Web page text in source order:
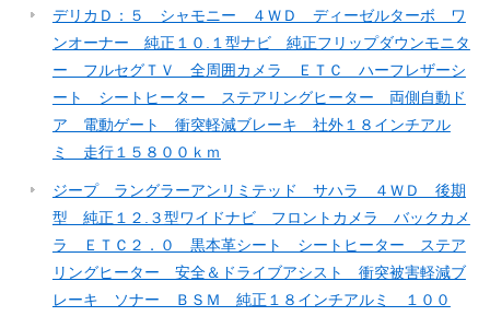
デリカＤ：５ シャモニー ４ＷＤ ディーゼルターボ ワ
ンオーナー 純正１０.１型ナビ 純正フリップダウンモニタ
ー フルセグＴＶ 全周囲カメラ ＥＴＣ ハーフレザーシ
ート シートヒーター ステアリングヒーター 両側自動ド
ア 電動ゲート 衝突軽減ブレーキ 社外１８インチアル
ミ 走行１５８００ｋｍ
ジープ ラングラーアンリミテッド サハラ ４ＷＤ 後期
型 純正１２.３型ワイドナビ フロントカメラ バックカメ
ラ ＥＴＣ２．０ 黒本革シート シートヒーター ステア
リングヒーター 安全＆ドライブアシスト 衝突被害軽減ブ
レーキ ソナー ＢＳＭ 純正１８インチアルミ １００